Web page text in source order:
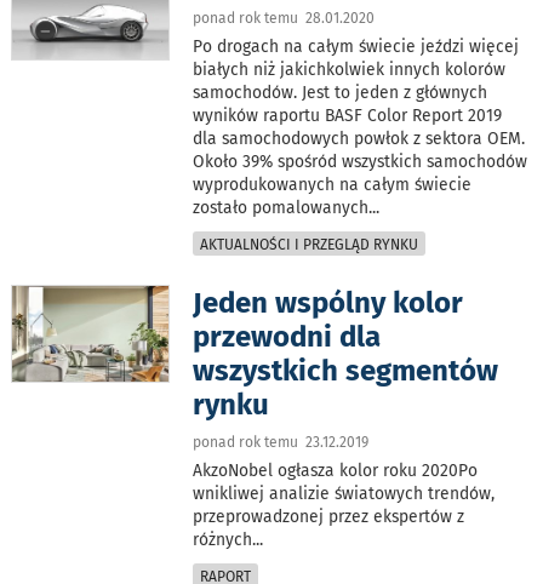
ponad rok temu 28.01.2020
Po drogach na całym świecie jeździ więcej
białych niż jakichkolwiek innych kolorów
samochodów. Jest to jeden z głównych
wyników raportu BASF Color Report 2019
dla samochodowych powłok z sektora OEM.
Około 39% spośród wszystkich samochodów
wyprodukowanych na całym świecie
zostało pomalowanych...
AKTUALNOŚCI I PRZEGLĄD RYNKU
Jeden wspólny kolor
przewodni dla
wszystkich segmentów
rynku
ponad rok temu 23.12.2019
AkzoNobel ogłasza kolor roku 2020Po
wnikliwej analizie światowych trendów,
przeprowadzonej przez ekspertów z
różnych...
RAPORT